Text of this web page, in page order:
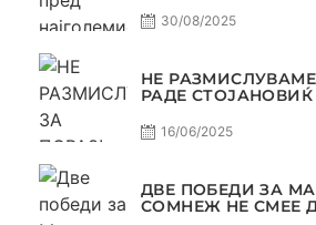
30/08/2025
НЕ
РАДЕ СТОЈАНОВИЌ
16/06/2025
ДВЕ ПОБЕДИ ЗА
СОМНЕЖ НЕ СМЕЕ